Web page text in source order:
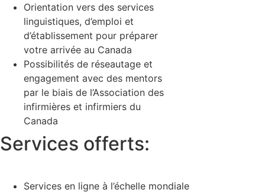
Orientation vers des services
linguistiques, d’emploi et
d’établissement pour préparer
votre arrivée au Canada
Possibilités de réseautage et
engagement avec des mentors
par le biais de l’Association des
infirmières et infirmiers du
Canada
Services offerts:
Services en ligne à l’échelle mondiale